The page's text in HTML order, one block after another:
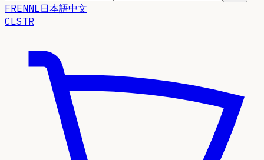
FRENNL日本語中文
CLSTR